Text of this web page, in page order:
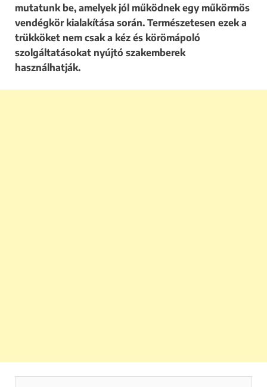
mutatunk be, amelyek jól működnek egy műkörmös
vendégkör kialakítása során. Természetesen ezek a
trükköket nem csak a kéz és körömápoló
szolgáltatásokat nyújtó szakemberek
használhatják.